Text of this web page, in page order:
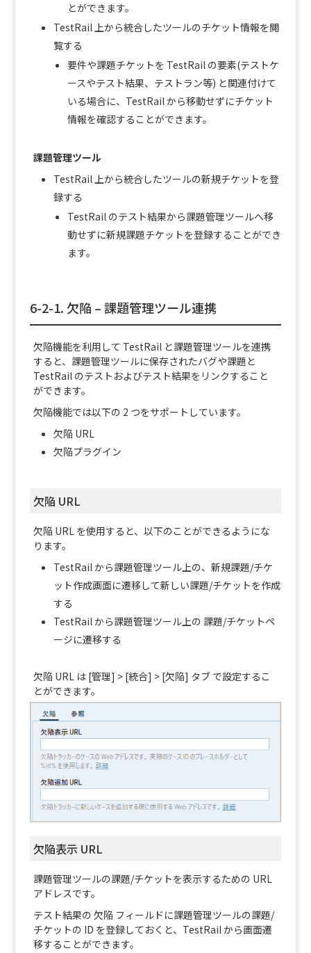
とができます。
TestRail 上から統合したツールのチケット情報を閲
覧する
要件や課題チケットを TestRail の要素(テストケ
ースやテスト結果、テストラン等) と関連付けて
いる場合に、TestRail から移動せずにチケット
情報を確認することができます。
課題管理ツール
TestRail 上から統合したツールの新規チケットを登
録する
TestRail のテスト結果から課題管理ツールへ移
動せずに新規課題チケットを登録することができ
ます。
6-2-1. 欠陥 – 課題管理ツール連携
欠陥機能を利用して TestRail と課題管理ツールを連携
すると、課題管理ツールに保存されたバグや課題と
TestRail のテストおよびテスト結果をリンクすること
ができます。
欠陥機能では以下の 2 つをサポートしています。
欠陥 URL
欠陥プラグイン
欠陥 URL
欠陥 URL を使用すると、以下のことができるようにな
ります。
TestRail から課題管理ツール上の、新規課題/チケ
ット作成画面に遷移して新しい課題/チケットを作成
する
TestRail から課題管理ツール上の 課題/チケットペ
ージに遷移する
欠陥 URL は [管理] > [統合] > [欠陥] タブ で設定するこ
とができます。
欠陥表示 URL
課題管理ツールの課題/チケットを表示するための URL
アドレスです。
テスト結果の 欠陥 フィールドに課題管理ツールの課題/
チケットの ID を登録しておくと、TestRail から画面遷
移することができます。